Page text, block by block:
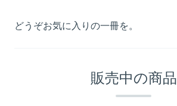
どうぞお気に入りの一冊を。
販売中の商品